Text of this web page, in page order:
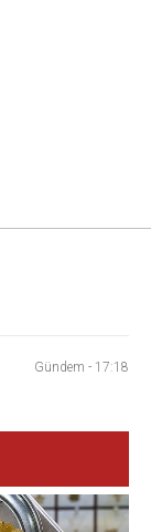
Gündem - 17:18